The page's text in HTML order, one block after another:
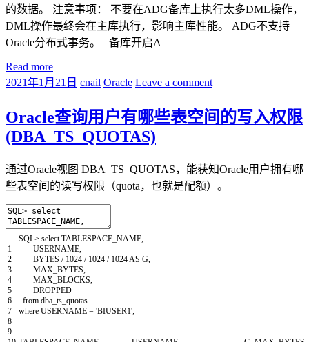
的数据。 注意事项： 不要在ADG备库上执行太多DML操作，
DML操作最终会在主库执行，影响主库性能。 ADG不支持
Oracle分布式事务。 备库开启A
Read more
2021年1月21日 cnail Oracle Leave a comment
Oracle查询用户有哪些表空间的写入权限
(DBA_TS_QUOTAS)
通过Oracle视图 DBA_TS_QUOTAS，能获知Oracle用户拥有哪
些表空间的读写权限（quota，也就是配额）。
1
2
3
4
5
6
7
8
9
SQL> selectTABLESPACE_NAME,
USERNAME,
BYTES / 1024 / 1024 / 1024AS G,
MAX_BYTES,
MAX_BLOCKS,
DROPPED
from dba_ts_quotas
where USERNAME = 'BIUSER1';